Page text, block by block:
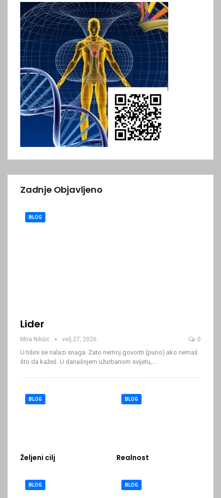
Zadnje Objavljeno
BLOG
Lider
Mira Nikšić velj 27, 2026 0
U tišini se nalazi snaga. Zato nemoj govoriti (puno) ako nemaš
što da kažeš. U današnjem užurbanom svijetu,
BLOG
Željeni cilj
BLOG
Realnost
BLOG BLOG